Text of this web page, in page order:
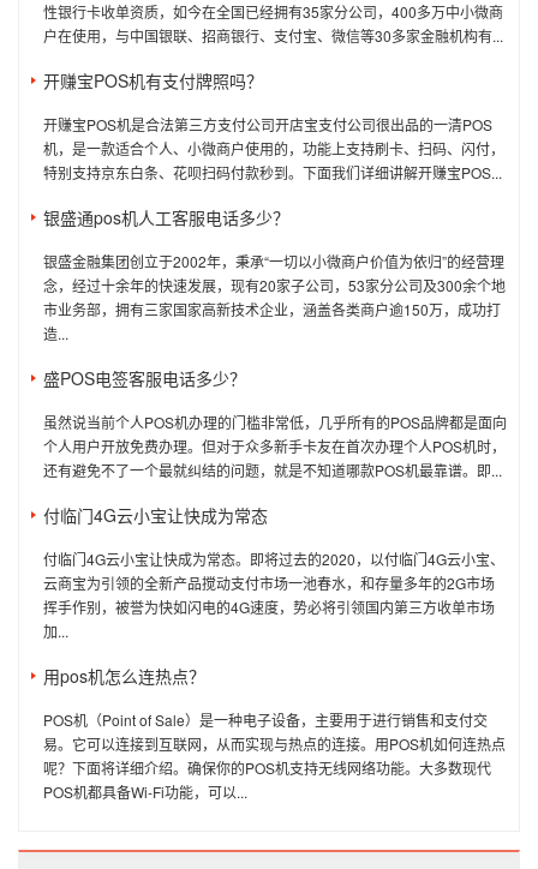
性银行卡收单资质，如今在全国已经拥有35家分公司，400多万中小微商
户在使用，与中国银联、招商银行、支付宝、微信等30多家金融机构有...
开赚宝POS机有支付牌照吗？
开赚宝POS机是合法第三方支付公司开店宝支付公司很出品的一清POS
机，是一款适合个人、小微商户使用的，功能上支持刷卡、扫码、闪付，
特别支持京东白条、花呗扫码付款秒到。下面我们详细讲解开赚宝POS...
银盛通pos机人工客服电话多少？
银盛金融集团创立于2002年，秉承“一切以小微商户价值为依归”的经营理
念，经过十余年的快速发展，现有20家子公司，53家分公司及300余个地
市业务部，拥有三家国家高新技术企业，涵盖各类商户逾150万，成功打
造...
盛POS电签客服电话多少？
虽然说当前个人POS机办理的门槛非常低，几乎所有的POS品牌都是面向
个人用户开放免费办理。但对于众多新手卡友在首次办理个人POS机时，
还有避免不了一个最就纠结的问题，就是不知道哪款POS机最靠谱。即...
付临门4G云小宝让快成为常态
付临门4G云小宝让快成为常态。即将过去的2020，以付临门4G云小宝、
云商宝为引领的全新产品搅动支付市场一池春水，和存量多年的2G市场
挥手作别，被誉为快如闪电的4G速度，势必将引领国内第三方收单市场
加...
用pos机怎么连热点？
POS机（Point of Sale）是一种电子设备，主要用于进行销售和支付交
易。它可以连接到互联网，从而实现与热点的连接。用POS机如何连热点
呢？下面将详细介绍。确保你的POS机支持无线网络功能。大多数现代
POS机都具备Wi-Fi功能，可以...